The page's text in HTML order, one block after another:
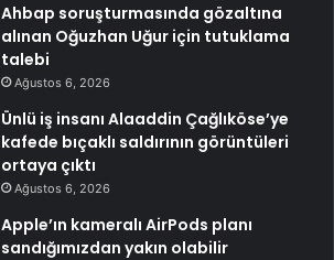
Ahbap soruşturmasında gözaltına
alınan Oğuzhan Uğur için tutuklama
talebi
Ağustos 6, 2026
Ünlü iş insanı Alaaddin Çağlıköse’ye
kafede bıçaklı saldırının görüntüleri
ortaya çıktı
Ağustos 6, 2026
Apple’ın kameralı AirPods planı
sandığımızdan yakın olabilir